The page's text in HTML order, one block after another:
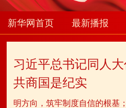
新华网首页 最新播报
习近平总书记同人
共商国是纪实
明方向，筑牢制度自信的根基